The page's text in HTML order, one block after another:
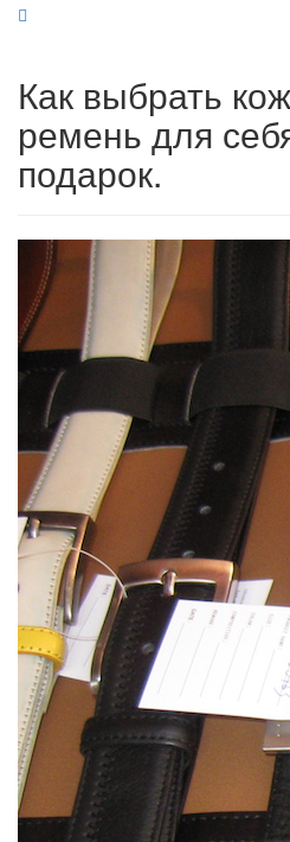
Как выбрать
ремень для
подарок.